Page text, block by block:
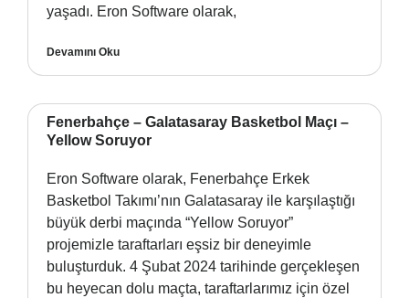
yaşadı. Eron Software olarak,
Devamını Oku
Fenerbahçe – Galatasaray Basketbol Maçı –
Yellow Soruyor
Eron Software olarak, Fenerbahçe Erkek
Basketbol Takımı’nın Galatasaray ile karşılaştığı
büyük derbi maçında “Yellow Soruyor”
projemizle taraftarları eşsiz bir deneyimle
buluşturduk. 4 Şubat 2024 tarihinde gerçekleşen
bu heyecan dolu maçta, taraftarlarımız için özel